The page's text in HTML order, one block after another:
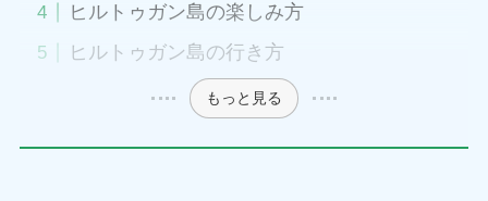
ヒルトゥガン島の楽しみ方
ヒルトゥガン島の行き方
もっと見る